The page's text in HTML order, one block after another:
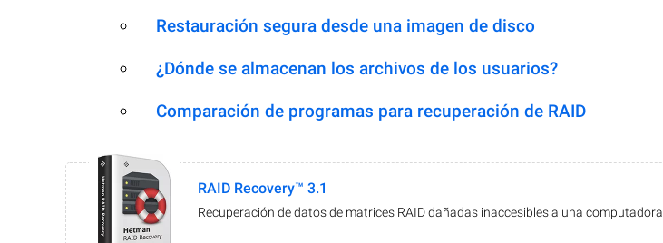
Restauración segura desde una imagen de disco
¿Dónde se almacenan los archivos de los usuarios?
Comparación de programas para recuperación de RAID
RAID Recovery™ 3.1
Recuperación de datos de matrices RAID dañadas inaccesibles a una computadora.